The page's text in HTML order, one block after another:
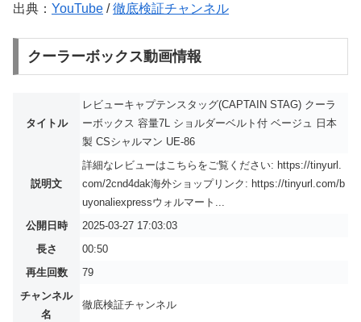
出典： YouTube /徹底検証チャンネル
クーラーボックス動画情報
タイトル
レビューキャプテンスタッグ(CAPTAIN STAG) クーラ
ーボックス 容量7L ショルダーベルト付 ベージュ 日本
製 CSシャルマン UE-86
説明文
詳細なレビューはこちらをご覧ください: https://tinyurl.
com/2cnd4dak海外ショップリンク: https://tinyurl.com/b
uyonaliexpressウォルマート...
公開日時
2025-03-27 17:03:03
長さ
00:50
再生回数
79
チャンネル
名
徹底検証チャンネル